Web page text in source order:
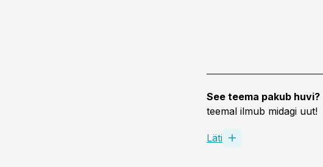
See teema pakub huvi?
teemal ilmub midagi uut!
Läti